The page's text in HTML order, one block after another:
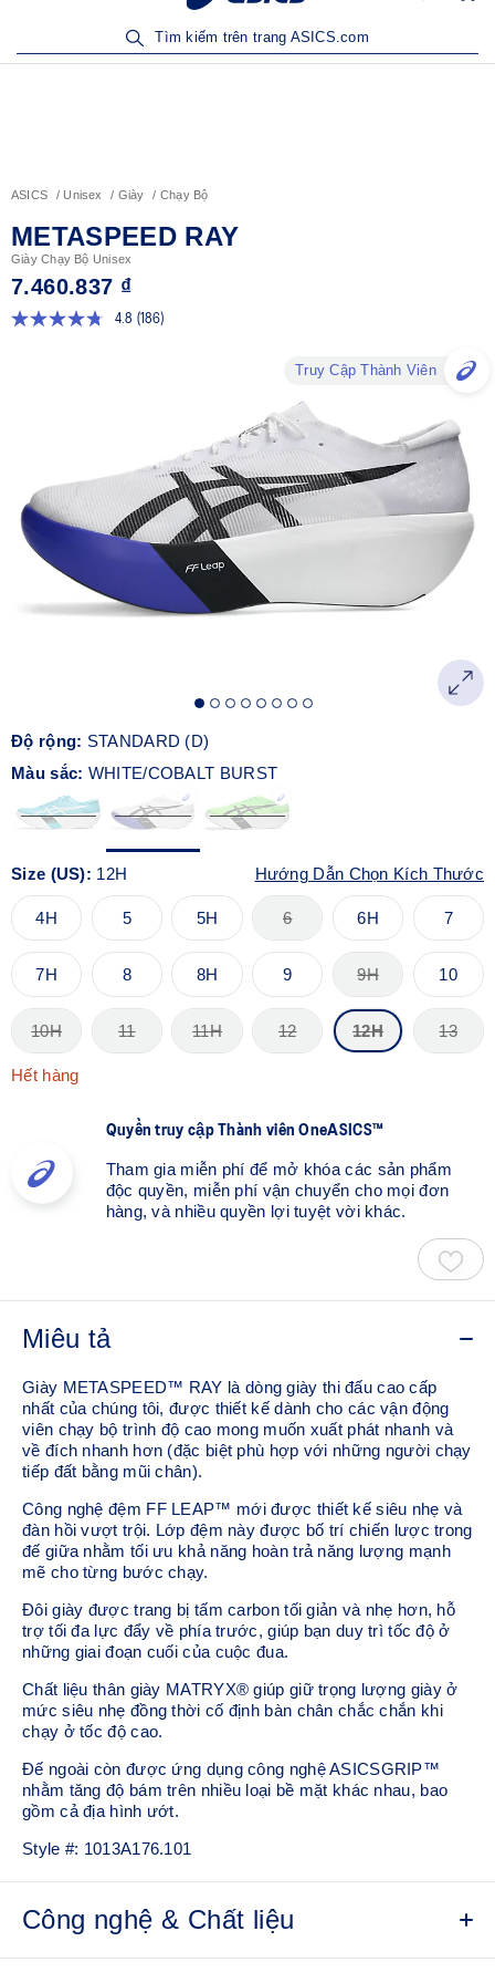
Tìm kiếm trên trang ASICS.com
ASICS Unisex Giày Chạy Bộ
METASPEED RAY
Giày Chạy Bộ Unisex
7.460.837 ₫
4.8 Đọc
tương
tự.
(186)
Truy Cập Thành Viên
Độ rộng: STANDARD (D)
Màu sắc: WHITE/COBALT BURST
Size (US): 12H Hướng Dẫn Chọn Kích Thước
4H 5 5H 6 6H 7
7H 8 8H 9 9H 10
10H 11 11H 12 12H 13
Hết hàng
Quyền truy cập Thành viên OneASICS™
Tham gia miễn phí để mở khóa các sản phẩm
độc quyền, miễn phí vận chuyển cho mọi đơn
hàng, và nhiều quyền lợi tuyệt vời khác.
Miêu tả
Giày METASPEED™ RAY là dòng giày thi đấu cao cấp
nhất của chúng tôi, được thiết kế dành cho các vận động
viên chạy bộ trình độ cao mong muốn xuất phát nhanh và
về đích nhanh hơn (đặc biệt phù hợp với những người chạy
tiếp đất bằng mũi chân). ​
Công nghệ đệm FF LEAP™ mới được thiết kế siêu nhẹ và
đàn hồi vượt trội. Lớp đệm này được bố trí chiến lược trong
đế giữa nhằm tối ưu khả năng hoàn trả năng lượng mạnh
mẽ cho từng bước chạy.
Đôi giày được trang bị tấm carbon tối giản và nhẹ hơn, hỗ
trợ tối đa lực đẩy về phía trước, giúp bạn duy trì tốc độ ở
những giai đoạn cuối của cuộc đua.​
Chất liệu thân giày MATRYX® giúp giữ trọng lượng giày ở
mức siêu nhẹ đồng thời cố định bàn chân chắc chắn khi
chạy ở tốc độ cao.
Đế ngoài còn được ứng dụng công nghệ ASICSGRIP™
nhằm tăng độ bám trên nhiều loại bề mặt khác nhau, bao
gồm cả địa hình ướt.
Style #: 1013A176.101
Công nghệ & Chất liệu